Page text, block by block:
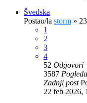
Švedska
Postao/la storm »
1
2
3
4
52 Odgovori
3587
Zadnji post
22 feb 2026,